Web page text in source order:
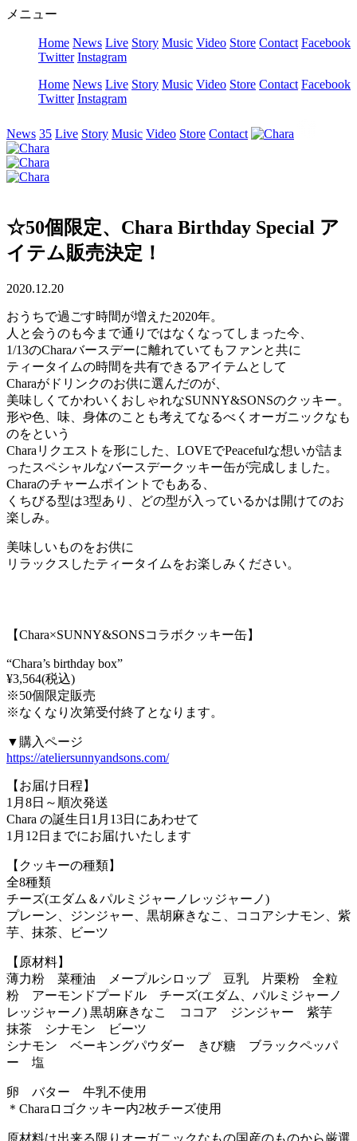
メニュー
Home News Live Story Music Video Store Contact Facebook
Twitter Instagram
Home News Live Story Music Video Store Contact Facebook
Twitter Instagram
News 35 Live Story Music Video Store Contact
☆50個限定、Chara Birthday Special ア
イテム販売決定！
2020.12.20
おうちで過ごす時間が増えた2020年。
人と会うのも今まで通りではなくなってしまった今、
1/13のCharaバースデーに離れていてもファンと共に
ティータイムの時間を共有できるアイテムとして
Charaがドリンクのお供に選んだのが、
美味しくてかわいくおしゃれなSUNNY&SONSのクッキー。
形や色、味、身体のことも考えてなるべくオーガニックなも
のをという
Charaリクエストを形にした、LOVEでPeacefulな想いが詰ま
ったスペシャルなバースデークッキー缶が完成しました。
Charaのチャームポイントでもある、
くちびる型は3型あり、どの型が入っているかは開けてのお
楽しみ。
美味しいものをお供に
リラックスしたティータイムをお楽しみください。
【Chara×SUNNY&SONSコラボクッキー缶】
“Chara’s birthday box”
¥3,564(税込)
※50個限定販売
※なくなり次第受付終了となります。
▼購入ページ
https://ateliersunnyandsons.com/
【お届け日程】
1月8日～順次発送
Chara の誕生日1月13日にあわせて
1月12日までにお届けいたします
【クッキーの種類】
全8種類
チーズ(エダム＆パルミジャーノレッジャーノ)
プレーン、ジンジャー、黒胡麻きなこ、ココアシナモン、紫
芋、抹茶、ビーツ
【原材料】
薄力粉 菜種油 メープルシロップ 豆乳 片栗粉 全粒
粉 アーモンドプードル チーズ(エダム、パルミジャーノ
レッジャーノ) 黒胡麻きなこ ココア ジンジャー 紫芋
抹茶 シナモン ビーツ
シナモン ベーキングパウダー きび糖 ブラックペッパ
ー 塩
卵 バター 牛乳不使用
＊Charaロゴクッキー内2枚チーズ使用
原材料は出来る限りオーガニックなもの国産のものから厳選